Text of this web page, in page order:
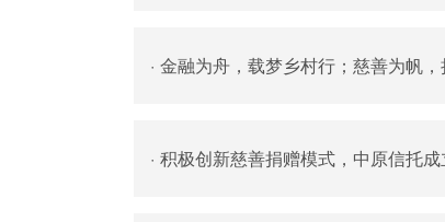
· 金融为舟，载梦乡村行；慈善为帆
· 积极创新慈善捐赠模式，中原信托成